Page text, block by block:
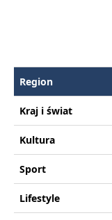
Region
Kraj i świat
Kultura
Sport
Lifestyle